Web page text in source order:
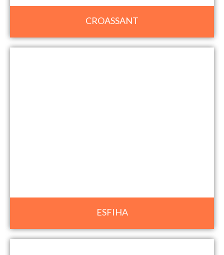
CROASSANT
ESFIHA